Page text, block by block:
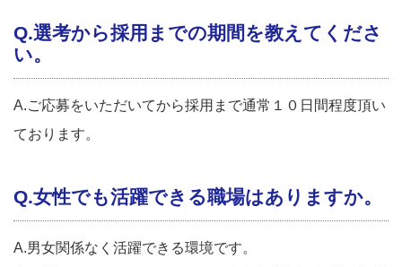
Q.選考から採用までの期間を教えてくださ
い。
A.ご応募をいただいてから採用まで通常１０日間程度頂い
ております。
Q.女性でも活躍できる職場はありますか。
A.男女関係なく活躍できる環境です。